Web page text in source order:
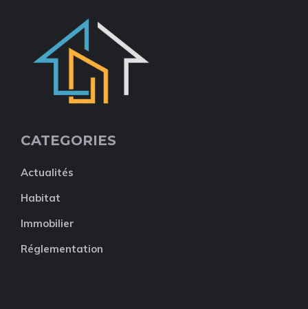
CATEGORIES
Actualités
Habitat
Immobilier
Réglementation